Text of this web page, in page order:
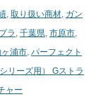
取り扱い商材 ガン
ラ 千葉県 市原市
浦市 パーフェクト
リーズ用） Gストラ
ャー